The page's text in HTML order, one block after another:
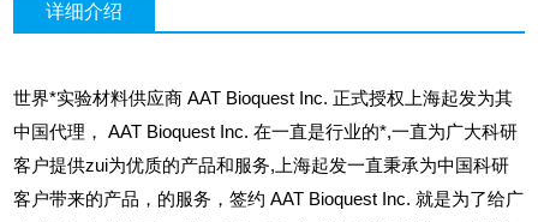
详细介绍
世界*实验材料供应商 AAT Bioquest Inc. 正式授权上海起发为其
中国代理， AAT Bioquest Inc. 在一直是行业的*,一直为广大科研
客户提供zui为优质的产品和服务,上海起发一直秉承为中国科研
客户带来的产品，的服务，签约 AAT Bioquest Inc. 就是为了给广